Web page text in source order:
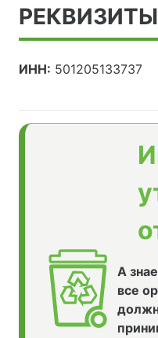
РЕКВИЗИТЫ
ИНН: 501205133737
А
все